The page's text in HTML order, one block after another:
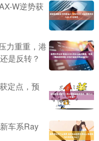
W逆势获
力重重，港
是反转？
定点，预
车系Ray